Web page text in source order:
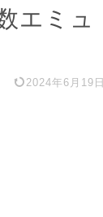
エミュ
2024年6月19日